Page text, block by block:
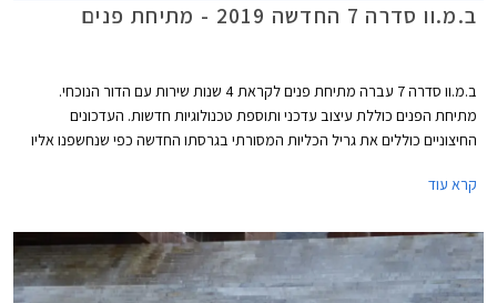
ב.מ.וו סדרה 7 החדשה 2019 - מתיחת פנים
ב.מ.וו סדרה 7 עברה מתיחת פנים לקראת 4 שנות שירות עם הדור הנוכחי.
מתיחת הפנים כוללת עיצוב עדכני ותוספת טכנולוגיות חדשות. העדכונים
החיצוניים כוללים את גריל הכליות המסורתי בגרסתו החדשה כפי שנחשפנו אליו
40% ביחס לדגם הפורש. עוד ניתן להבחין בסמל המותג במידות גדולות יותר,
ב.מ.וו להפחתת מקדם הגרר בעזרת זרימת אוויר חלקה יותר סביב המרכב.
קרא עוד